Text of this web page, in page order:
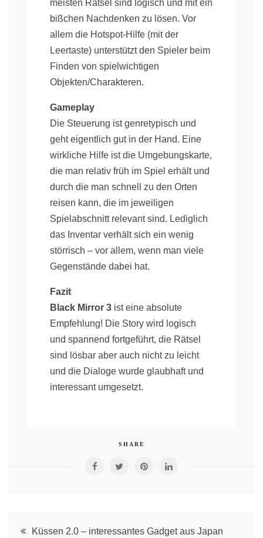
meisten Rätsel sind logisch und mit ein
bißchen Nachdenken zu lösen. Vor
allem die Hotspot-Hilfe (mit der
Leertaste) unterstützt den Spieler beim
Finden von spielwichtigen
Objekten/Charakteren.
Gameplay
Die Steuerung ist genretypisch und
geht eigentlich gut in der Hand. Eine
wirkliche Hilfe ist die Umgebungskarte,
die man relativ früh im Spiel erhält und
durch die man schnell zu den Orten
reisen kann, die im jeweiligen
Spielabschnitt relevant sind. Lediglich
das Inventar verhält sich ein wenig
störrisch – vor allem, wenn man viele
Gegenstände dabei hat.
Fazit
Black Mirror 3 ist eine absolute
Empfehlung! Die Story wird logisch
und spannend fortgeführt, die Rätsel
sind lösbar aber auch nicht zu leicht
und die Dialoge wurde glaubhaft und
interessant umgesetzt.
SHARE
PostKüssen 2.0 – interessantes Gadget aus Japan